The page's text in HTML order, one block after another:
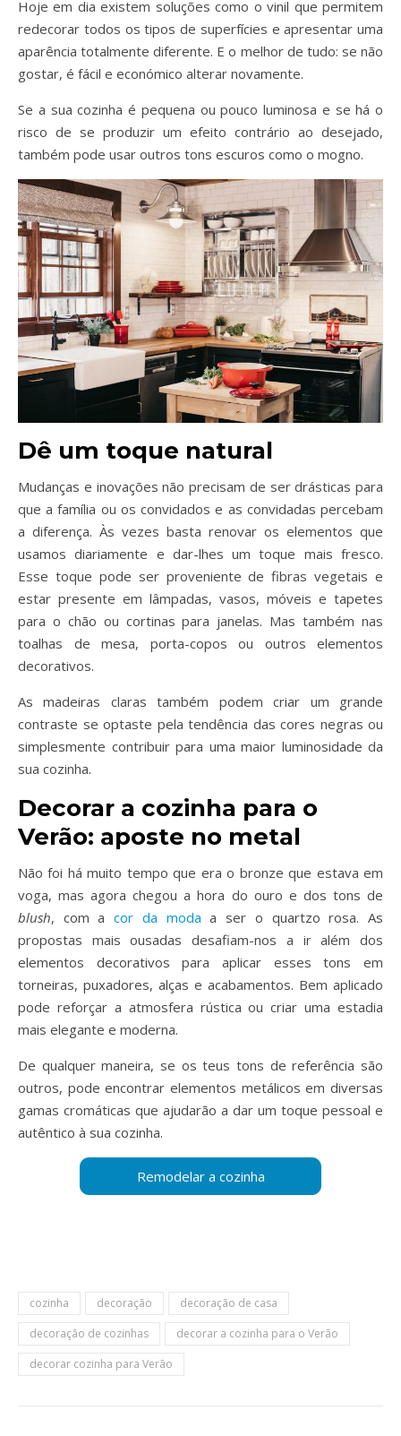
Hoje em dia existem soluções como o vinil que permitem
redecorar todos os tipos de superfícies e apresentar uma
aparência totalmente diferente. E o melhor de tudo: se não
gostar, é fácil e económico alterar novamente.
Se a sua cozinha é pequena ou pouco luminosa e se há o
risco de se produzir um efeito contrário ao desejado,
também pode usar outros tons escuros como o mogno.
Dê um toque natural
Mudanças e inovações não precisam de ser drásticas para
que a família ou os convidados e as convidadas percebam
a diferença. Às vezes basta renovar os elementos que
usamos diariamente e dar-lhes um toque mais fresco.
Esse toque pode ser proveniente de fibras vegetais e
estar presente em lâmpadas, vasos, móveis e tapetes
para o chão ou cortinas para janelas. Mas também nas
toalhas de mesa, porta-copos ou outros elementos
decorativos.
As madeiras claras também podem criar um grande
contraste se optaste pela tendência das cores negras ou
simplesmente contribuir para uma maior luminosidade da
sua cozinha.
Decorar a cozinha para o
Verão: aposte no metal
Não foi há muito tempo que era o bronze que estava em
voga, mas agora chegou a hora do ouro e dos tons de
blush, com acor da moda a ser o quartzo rosa. As
propostas mais ousadas desafiam-nos a ir além dos
elementos decorativos para aplicar esses tons em
torneiras, puxadores, alças e acabamentos. Bem aplicado
pode reforçar a atmosfera rústica ou criar uma estadia
mais elegante e moderna.
De qualquer maneira, se os teus tons de referência são
outros, pode encontrar elementos metálicos em diversas
gamas cromáticas que ajudarão a dar um toque pessoal e
autêntico à sua cozinha.
cozinha decoração
decoração de casa
decoração de cozinhas
decorar a cozinha para o Verão
decorar cozinha para Verão